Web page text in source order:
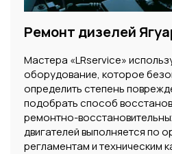
Ремонт дизелей
Мастера «LRservice»
оборудование, которое
определить степень
подобрать способ
ремонтно-
двигателей выполняется по
регламентам и техническим